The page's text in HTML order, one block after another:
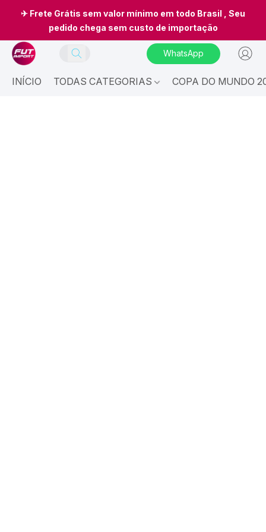
✈ Frete Grátis sem valor mínimo em todo Brasil , Seu
pedido chega sem custo de importação
WhatsApp
INÍCIO TODAS CATEGORIAS COPA DO MUNDO